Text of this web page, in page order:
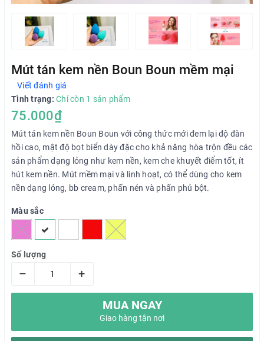
Mút tán kem nền Boun Boun mềm mại
Viết đánh giá
Tình trạng: Chỉ còn 1 sản phẩm
75.000₫
Mút tán kem nền Boun Boun với công thức mới đem lại độ đàn
hồi cao, mật độ bọt biển dày đặc cho khả năng hòa trộn đều các
sản phẩm dạng lỏng như kem nền, kem che khuyết điểm tốt, ít
hút kem nền. Mút mềm mại và linh hoạt, có thể dùng cho kem
nền dạng lỏng, bb cream, phấn nén và phấn phủ bột.
Màu sắc
Số lượng
– +
MUA NGAY
Giao hàng tận nơi